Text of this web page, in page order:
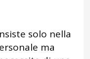
solo nella
ma